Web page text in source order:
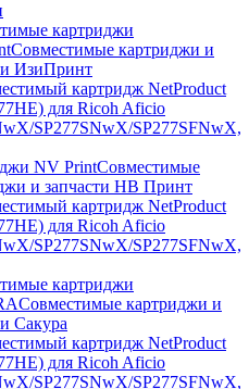
картриджи
Совместимые картриджи и
ИзиПринт
NV PrintСовместимые
и запчасти НВ Принт
картриджи
Совместимые картриджи и
Сакура